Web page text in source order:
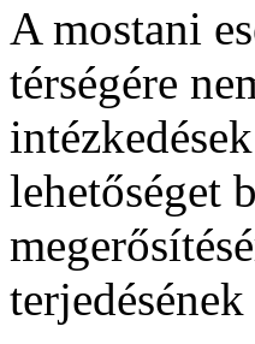
A mostani
térségére
lehetőséget